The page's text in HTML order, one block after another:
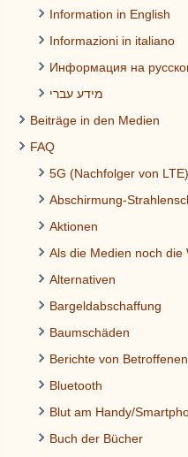
Information in English
Informazioni in italiano
Информация на
מידע עברי
Beiträge in den Medien
FAQ
5G (Nachfolger von LTE)
Abschirmung-
Aktionen
Als die Medien noch die
Alternativen
Bargeldabschaffung
Baumschäden
Berichte von Betroffenen
Bluetooth
Blut am Handy/
Buch der Bücher